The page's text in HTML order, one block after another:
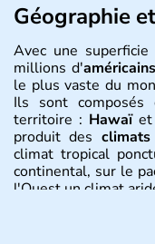
Géographie
Avec une
millions d'américains
le plus vaste du
Ils sont
territoire : Hawaïet
produit des
climat tropical
continental, sur le
l'Ouest un climat